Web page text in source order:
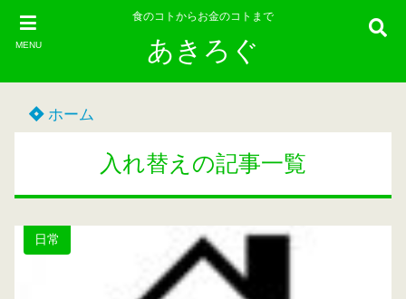
MENU
食のコトからお金のコトまで
あきろぐ
ホーム
入れ替えの記事一覧
日常